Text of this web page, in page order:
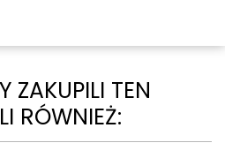
ZAKUPILI TEN
RÓWNIEŻ: